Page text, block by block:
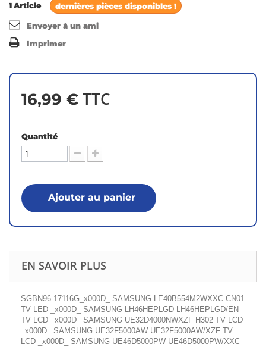
1Article dernières pièces disponibles !
Envoyer à un ami
Imprimer
16,99 € TTC
Quantité
Ajouter au panier
EN SAVOIR PLUS
SGBN96-17116G_x000D_ SAMSUNG LE40B554M2WXXC CN01
TV LED _x000D_ SAMSUNG LH46HEPLGD LH46HEPLGD/EN
TV LCD _x000D_ SAMSUNG UE32D4000NWXZF H302 TV LCD
_x000D_ SAMSUNG UE32F5000AW UE32F5000AW/XZF TV
LCD _x000D_ SAMSUNG UE46D5000PW UE46D5000PW/XXC